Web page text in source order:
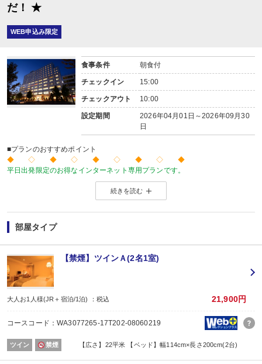
だ！ ★
WEB申込み限定
食事条件 朝食付
チェックイン 15:00
チェックアウト 10:00
設定期間
2026年04月01日～2026年09月30
日
■プランのおすすめポイント
◆ ◇ ◆ ◇ ◆ ◇ ◆ ◇ ◆
平日出発限定のお得なインターネット専用プランです。
価格を抑えたい！人が多い土日祝日を避けてゆったり旅をしたい！
◆ ◇ ◆ ◇ ◆ ◇ ◆ ◇ ◆
※やまびこ列車のみ選択可能なプランとなりますので、ご了承ください。
■夕食
なし
■朝食
場所:
レストラン
内容:
和洋バイキング
続きを読む
部屋タイプ
【禁煙】ツインＡ(2名1室)
大人お1人様(JR＋宿泊/1泊) ：税込 21,900円
コースコード：WA3077265-17T202-08060219
ツイン 禁煙 【広さ】22平米 【ベッド】幅114cm×長さ200cm(2台)